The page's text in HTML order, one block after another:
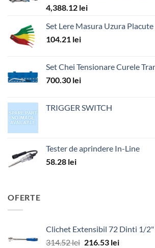
4,388.12 lei
Set Lere Masura Uzura
104.21 lei
Set Chei Tensionare Curele
700.30 lei
TRIGGER SWITCH
Tester de aprindere In-Line
58.28 lei
OFERTE
Clichet Extensibil 72 Dinti 1/2"
314.52lei Prețul
216.53 leiPrețul